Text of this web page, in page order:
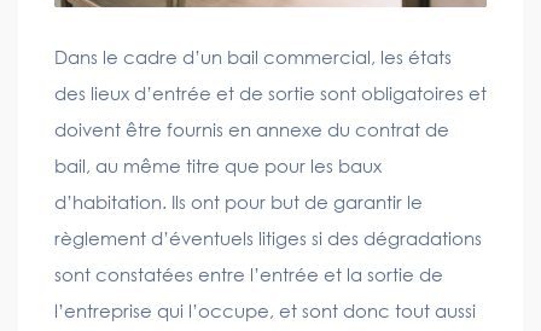
Dans le cadre d’un bail commercial, les états
des lieux d’entrée et de sortie sont obligatoires et
doivent être fournis en annexe du contrat de
bail, au même titre que pour les baux
d’habitation. Ils ont pour but de garantir le
règlement d’éventuels litiges si des dégradations
sont constatées entre l’entrée et la sortie de
l’entreprise qui l’occupe, et sont donc tout aussi